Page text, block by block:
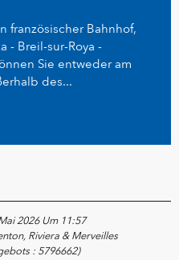
französischer Bahnhof,
- Breil-sur-Roya -
Sie entweder am
des...
2026 Um 11:57
Riviera & Merveilles
: 5796662)